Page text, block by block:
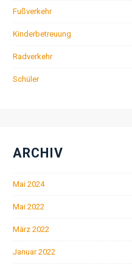
Fußverkehr
Kinderbetreuung
Radverkehr
Schüler
ARCHIV
Mai 2024
Mai 2022
März 2022
Januar 2022